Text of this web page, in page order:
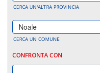
CERCA UN'ALTRA PROVINCIA
Noale
CERCA UN COMUNE
CONFRONTA CON